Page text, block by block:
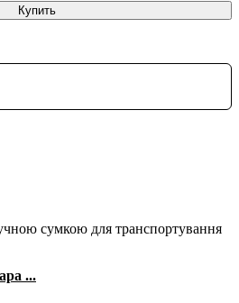
Купить
сумкою для транспортування
...